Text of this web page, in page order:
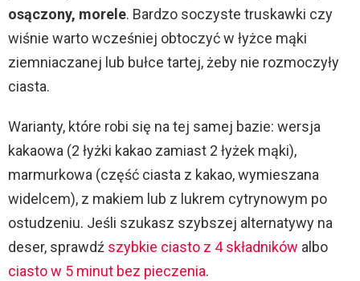
osączony, morele. Bardzo soczyste truskawki czy
wiśnie warto wcześniej obtoczyć w łyżce mąki
ziemniaczanej lub bułce tartej, żeby nie rozmoczyły
ciasta.
Warianty, które robi się na tej samej bazie: wersja
kakaowa (2 łyżki kakao zamiast 2 łyżek mąki),
marmurkowa (część ciasta z kakao, wymieszana
widelcem), z makiem lub z lukrem cytrynowym po
ostudzeniu. Jeśli szukasz szybszej alternatywy na
deser, sprawdź szybkie ciasto z 4 składników albo
ciasto w 5 minut bez pieczenia.